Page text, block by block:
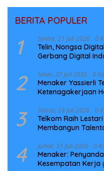
BERITA POPULER
1 Selasa, 21 Juli 2026 0
Telin, Nongsa
Gerbang Digital
2 Senin, 27 Juli 2026 0
Menaker Yassierli
Ketenagakerjaan
3 Selasa, 28 Juli 2026 0
Telkom Raih
Membangun
4 Jumat, 31 Juli 2026 0
Menaker:
Kesempatan Kerja